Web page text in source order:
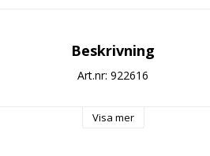
Beskrivning
Art.nr: 922616
Visa mer